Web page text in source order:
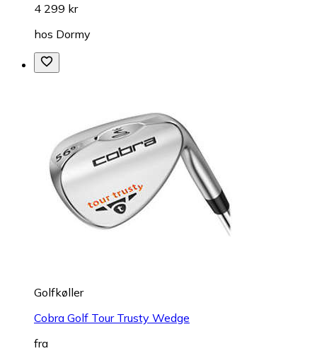
4 299 kr
hos Dormy
Golfkøller
Cobra Golf Tour Trusty Wedge
fra